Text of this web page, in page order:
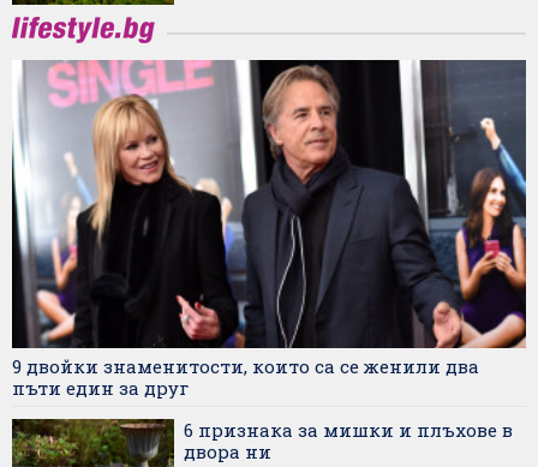
9 двойки знаменитости, които са се женили два
пъти един за друг
6 признака за мишки и плъхове в
двора ни